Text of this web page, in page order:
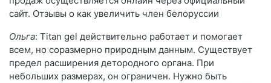
сайт. Отзывы о как увеличить член белоруссии
Ольга: Titan gel действительно работает и помогает
всем, но соразмерно природным данным. Существует
предел расширения детородного органа. При
небольших размерах, он ограничен. Нужно быть